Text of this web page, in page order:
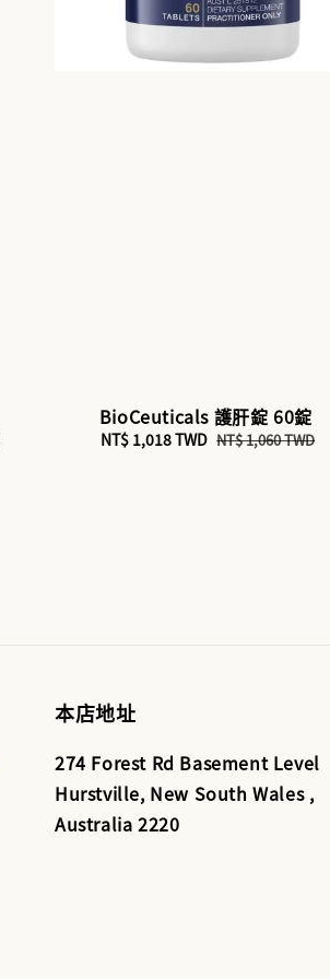
BioCeuticals 護肝錠 60錠
Sale
NT$ 1,018 TWD Regular
NT$ 1,060 TWD
本店地址
274 Forest Rd Basement Level
Hurstville, New South Wales ,
Australia 2220